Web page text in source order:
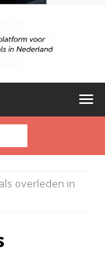
overleden in